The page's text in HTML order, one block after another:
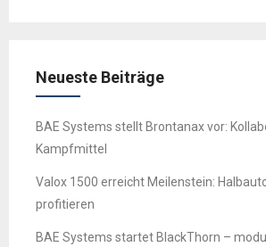
Neueste Beiträge
BAE Systems stellt Brontanax vor:
Kampfmittel
Valox 1500 erreicht Meilenstein:
profitieren
BAE Systems startet BlackThorn –